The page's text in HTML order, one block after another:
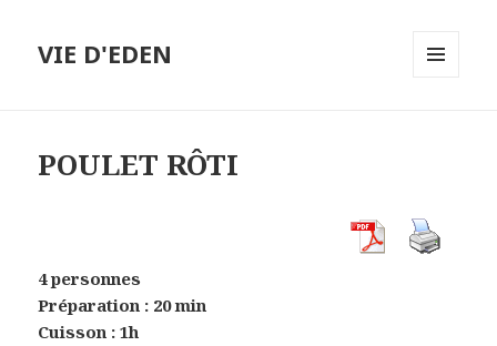
VIE D'EDEN
POULET RÔTI
4 personnes
Préparation : 20 min
Cuisson : 1h